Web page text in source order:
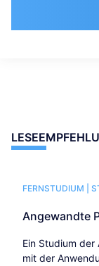
FERNSTUDIUM |
Angewandte
Ein Studium
mit der